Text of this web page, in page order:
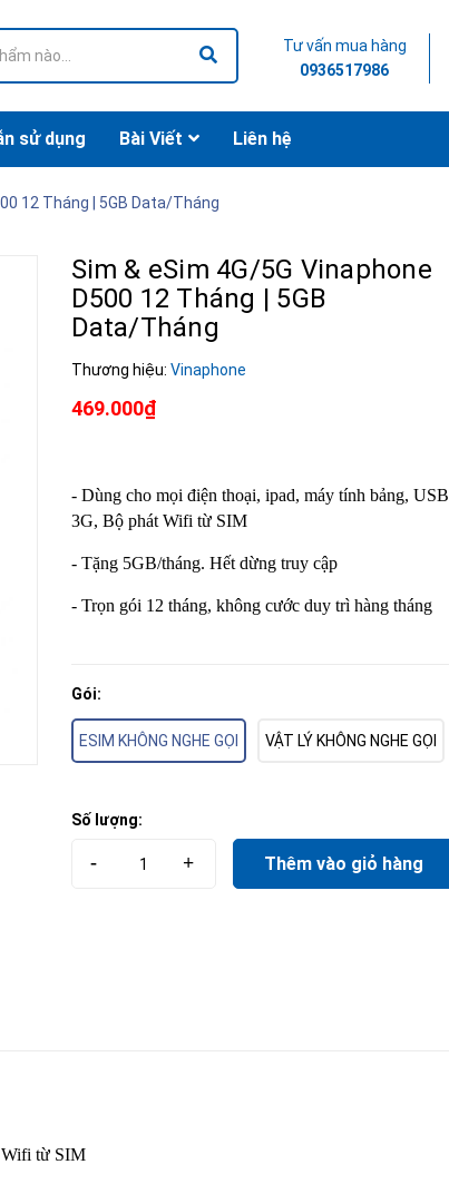
Tư vấn mua hàng
0936517986
sử dụng Bài Viết Liên hệ
12 Tháng | 5GB Data/Tháng
Sim & eSim 4G/5G Vinaphone
D500 12 Tháng | 5GB
Data/Tháng
Thương hiệu: Vinaphone
469.000₫
- Dùng cho mọi điện thoại, ipad, máy tính bảng, USB
3G, Bộ phát Wifi từ SIM
- Tặng 5GB/tháng. Hết dừng truy cập
- Trọn gói 12 tháng, không cước duy trì hàng tháng
Gói:
ESIM KHÔNG NGHE GỌI VẬT LÝ KHÔNG NGHE GỌI
Số lượng:
- + Thêm vào giỏ hàng
Wifi từ SIM